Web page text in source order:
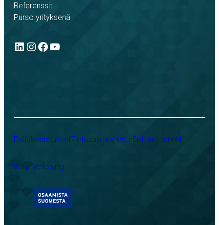
Referenssit
Purso yrityksenä
LinkedIn
Instagram
Facebook
YouTube
EvästeasetuksetTietosuojaselosteEettiset ohjeet
Whistleblowing